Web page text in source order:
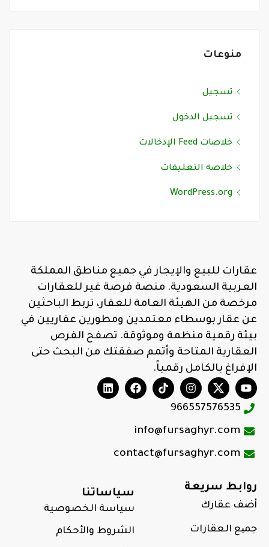
منوعات
تسجيل
تسجيل الدخول
خلاصات Feed الإدخالات
خلاصة التعليقات
WordPress.org
عقارات للبيع والإيجار في جميع مناطق المملكة
العربية السعودية. منصة فرصة غير للعقارات
مرخصة من الهيئة العامة للعقار، تربط الباحثين
عن عقار بوسطاء معتمدين ومطورين عقاريين في
بيئة رقمية منظمة وموثوقة. تصفح الفرص
العقارية المتاحة وأتمم صفقتك من البحث حتى
الإفراغ بالكامل رقمياً.
966557576535
info@fursaghyr.com
contact@fursaghyr.com
روابط سريعة
أضف عقارك
جمیع العقارات
سياساتنا
سياسة الخصوصية
الشروط والأحكام